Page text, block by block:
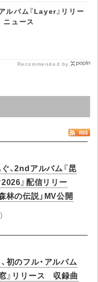
ルバム『Layer』リリー
ュース
Recommended by
、2ndアルバム『昆
』配信リリー
林の伝説」MV公開
初のフル・アルバム
』リリース 収録曲